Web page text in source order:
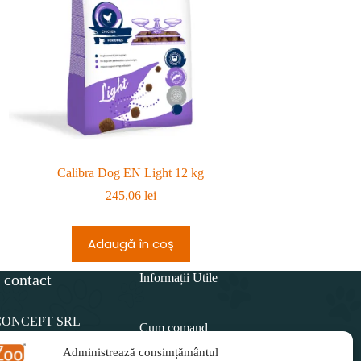
Administrează consimțământul
Calibra Dog EN Light 12 kg
245,06 lei
Adaugă în coș
SRL
Informații Utile
Cum comand
Politica de retur